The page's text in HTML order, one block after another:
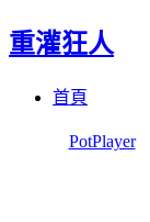
重灌狂人
首頁
PotPlayer